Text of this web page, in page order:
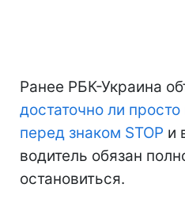
Ранее РБК-Украина
достаточно ли
перед знаком STOP и
водитель обязан
остановиться.